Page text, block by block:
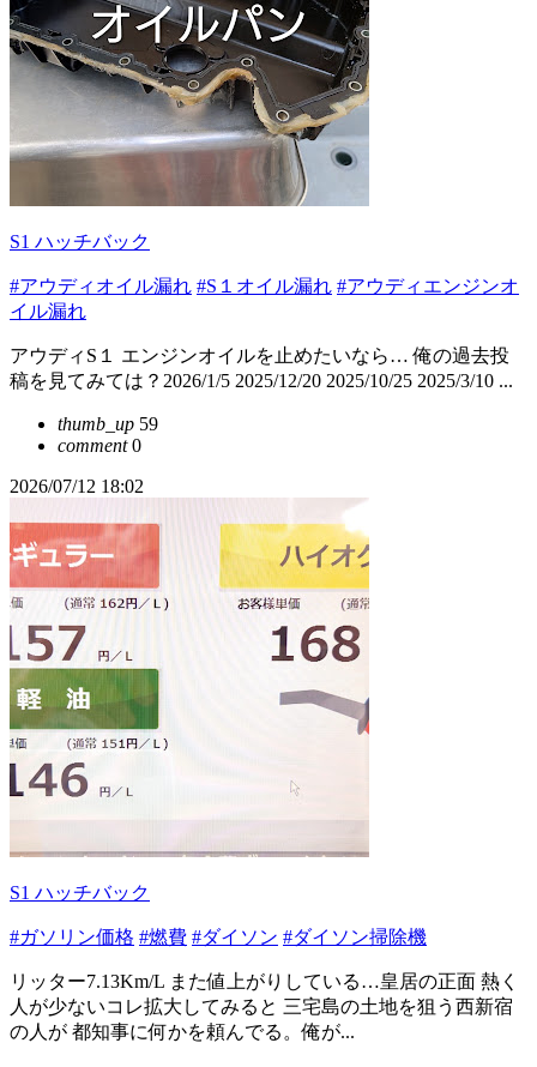
S1 ハッチバック
#アウディオイル漏れ #S１オイル漏れ #アウディエンジンオ
イル漏れ
アウディS１ エンジンオイルを止めたいなら… 俺の過去投
稿を見てみては？2026/1/5 2025/12/20 2025/10/25 2025/3/10 ...
thumb_up 59
comment0
2026/07/12 18:02
S1 ハッチバック
#ガソリン価格 #燃費 #ダイソン #ダイソン掃除機
リッター7.13Km/L また値上がりしている…皇居の正面 熱く
人が少ないコレ拡大してみると 三宅島の土地を狙う西新宿
の人が 都知事に何かを頼んでる。俺が...